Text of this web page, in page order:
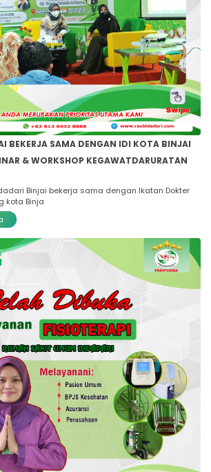
BEKERJA SAMA DENGAN IDI KOTA BINJAI
& WORKSHOP KEGAWATDARURATAN
Binjai bekerja sama dengan Ikatan Dokter
kota Binja